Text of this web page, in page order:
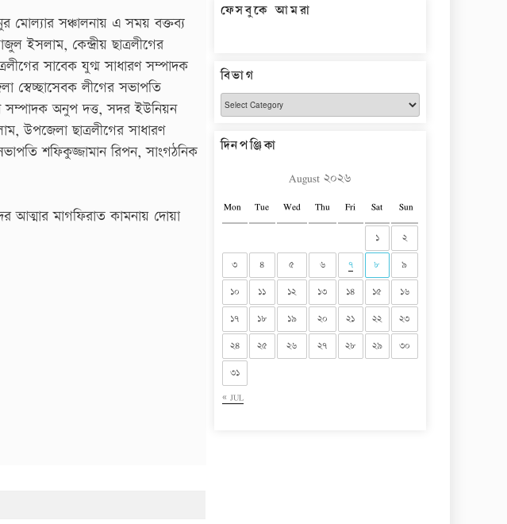
মোল্যার সঞ্চালনায় এ সময় বক্তব্য
ইসলাম, কেন্দ্রীয় ছাত্রলীগের
সাবেক যুগ্ম সাধারণ সম্পাদক
স্বেচ্ছাসেবক লীগের সভাপতি
সম্পাদক অনুপ দত্ত, সদর ইউনিয়ন
উপজেলা ছাত্রলীগের সাধারণ
শফিকুজ্জামান রিপন, সাংগঠনিক
আত্মার মাগফিরাত কামনায় দোয়া
ফেসবুকে আমরা
বিভাগ
বিভাগ
দিনপঞ্জিকা
August ২০২৬
Mon Tue Wed Thu Fri Sat Sun
« JUL
১
২
৩
৪ ৫ ৬ ৭ ৮
৯
১০
১১ ১২ ১৩ ১৪ ১৫
১৬
১৭
১৮ ১৯ ২০ ২১ ২২
২৩
২৪
২৫ ২৬ ২৭ ২৮ ২৯
৩০
৩১